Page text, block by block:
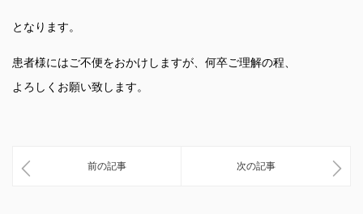
となります。
患者様にはご不便をおかけしますが、何卒ご理解の程、
よろしくお願い致します。
前の記事 次の記事